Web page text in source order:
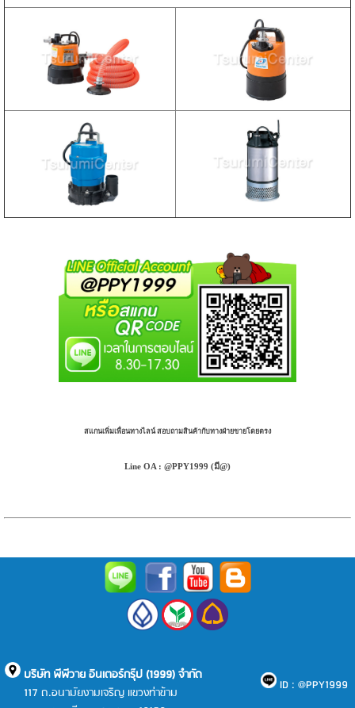
สแกนเพิ่มเพื่อนทางไลน์ สอบถามสินค้ากับทางฝ่ายขายโดยตรง
Line OA : @PPY1999 (มี@)
บริษัท พีพีวาย อินเตอร์กรุ๊ป (1999) จำกัด
117 ถ.อนามัยงามเจริญ แขวงท่าข้าม
ID : @PPY1999